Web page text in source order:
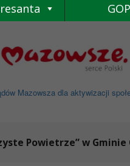
Mazowsza dla aktywizacji
Powietrze” w